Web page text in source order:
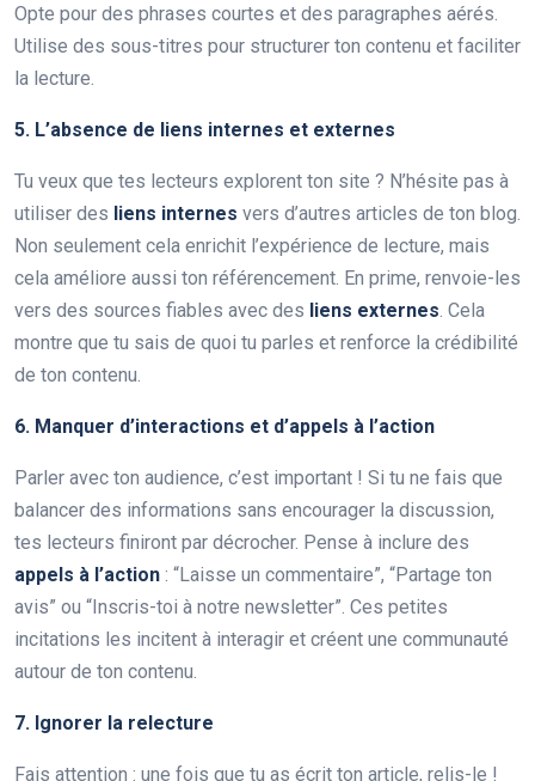
Opte pour des phrases courtes et des paragraphes aérés.
Utilise des sous-titres pour structurer ton contenu et faciliter
la lecture.
5. L’absence de liens internes et externes
Tu veux que tes lecteurs explorent ton site ? N’hésite pas à
utiliser des liens internes vers d’autres articles de ton blog.
Non seulement cela enrichit l’expérience de lecture, mais
cela améliore aussi ton référencement. En prime, renvoie-les
vers des sources fiables avec des liens externes . Cela
montre que tu sais de quoi tu parles et renforce la crédibilité
de ton contenu.
6. Manquer d’interactions et d’appels à l’action
Parler avec ton audience, c’est important ! Si tu ne fais que
balancer des informations sans encourager la discussion,
tes lecteurs finiront par décrocher. Pense à inclure des
appels à l’action : “Laisse un commentaire”, “Partage ton
avis” ou “Inscris-toi à notre newsletter”. Ces petites
incitations les incitent à interagir et créent une communauté
autour de ton contenu.
7. Ignorer la relecture
Fais attention : une fois que tu as écrit ton article, relis-le !